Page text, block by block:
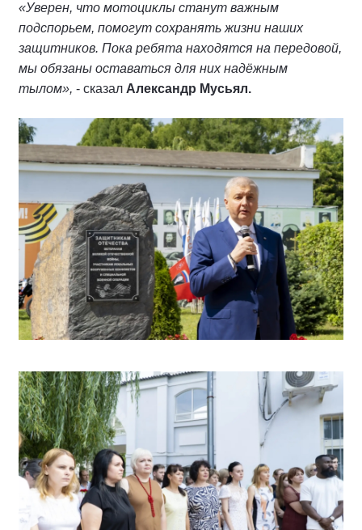
«Уверен, что мотоциклы станут важным
подспорьем, помогут сохранять жизни наших
защитников. Пока ребята находятся на передовой,
мы обязаны оставаться для них надёжным
тылом», - сказал Александр Мусьял.